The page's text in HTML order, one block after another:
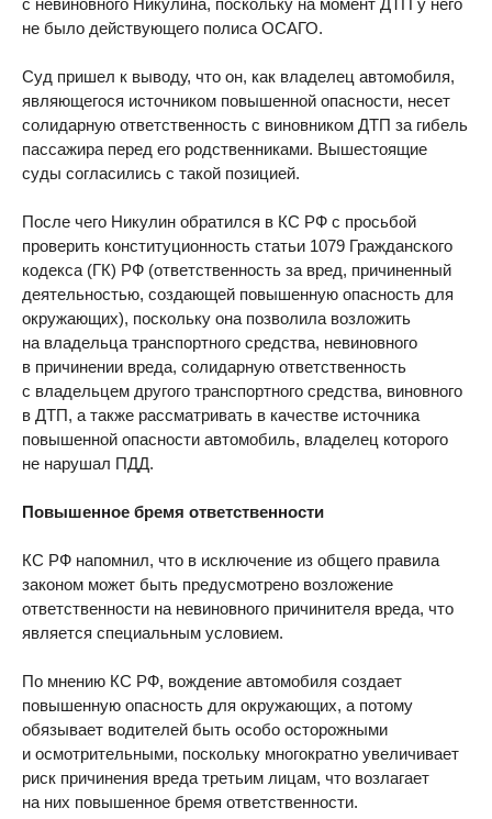
с невиновного Никулина, поскольку на момент ДТП у него
не было действующего полиса ОСАГО.
Суд пришел к выводу, что он, как владелец автомобиля,
являющегося источником повышенной опасности, несет
солидарную ответственность с виновником ДТП за гибель
пассажира перед его родственниками. Вышестоящие
суды согласились с такой позицией.
После чего Никулин обратился в КС РФ с просьбой
проверить конституционность статьи 1079 Гражданского
кодекса (ГК) РФ (ответственность за вред, причиненный
деятельностью, создающей повышенную опасность для
окружающих), поскольку она позволила возложить
на владельца транспортного средства, невиновного
в причинении вреда, солидарную ответственность
с владельцем другого транспортного средства, виновного
в ДТП, а также рассматривать в качестве источника
повышенной опасности автомобиль, владелец которого
не нарушал ПДД.
Повышенное бремя ответственности
КС РФ напомнил, что в исключение из общего правила
законом может быть предусмотрено возложение
ответственности на невиновного причинителя вреда, что
является специальным условием.
По мнению КС РФ, вождение автомобиля создает
повышенную опасность для окружающих, а потому
обязывает водителей быть особо осторожными
и осмотрительными, поскольку многократно увеличивает
риск причинения вреда третьим лицам, что возлагает
на них повышенное бремя ответственности.